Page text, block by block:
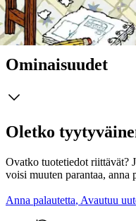
Näytä lisää tuotekuvausta
Ominaisuudet
Oletko
Ovatko tuotetiedot riittävät?
voisi muuten parantaa, anna
Anna palautetta, Avautuu